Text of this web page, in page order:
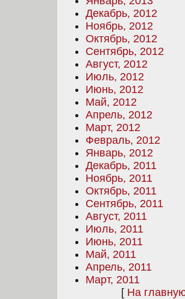
Декабрь, 2012
Ноябрь, 2012
Октябрь, 2012
Сентябрь, 2012
Август, 2012
Июль, 2012
Июнь, 2012
Май, 2012
Апрель, 2012
Март, 2012
Февраль, 2012
Январь, 2012
Декабрь, 2011
Ноябрь, 2011
Октябрь, 2011
Сентябрь, 2011
Август, 2011
Июль, 2011
Июнь, 2011
Май, 2011
Апрель, 2011
Март, 2011
[ На